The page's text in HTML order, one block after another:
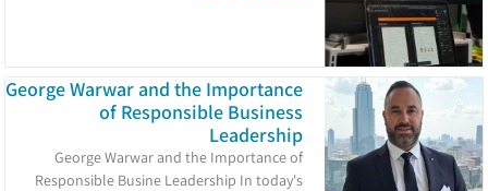
George Warwar and the Importance
of Responsible Business
Leadership
George Warwar and the Importance of
Responsible Busine Leadership In today's